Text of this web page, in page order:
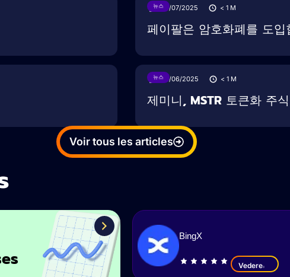
뉴스30/07/2025 < 1 M
페이팔은 암호화폐를 도
뉴스28/06/2025 < 1 M
제미니, MSTR 토큰화 주
Voir tous les articles
BingX
Vedere